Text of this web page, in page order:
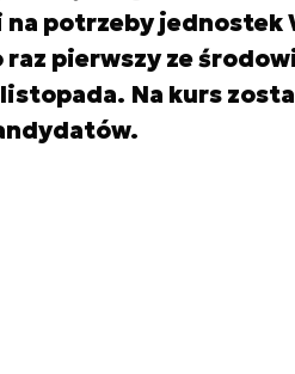
potrzeby jednostek
pierwszy ze
listopada. Na kurs